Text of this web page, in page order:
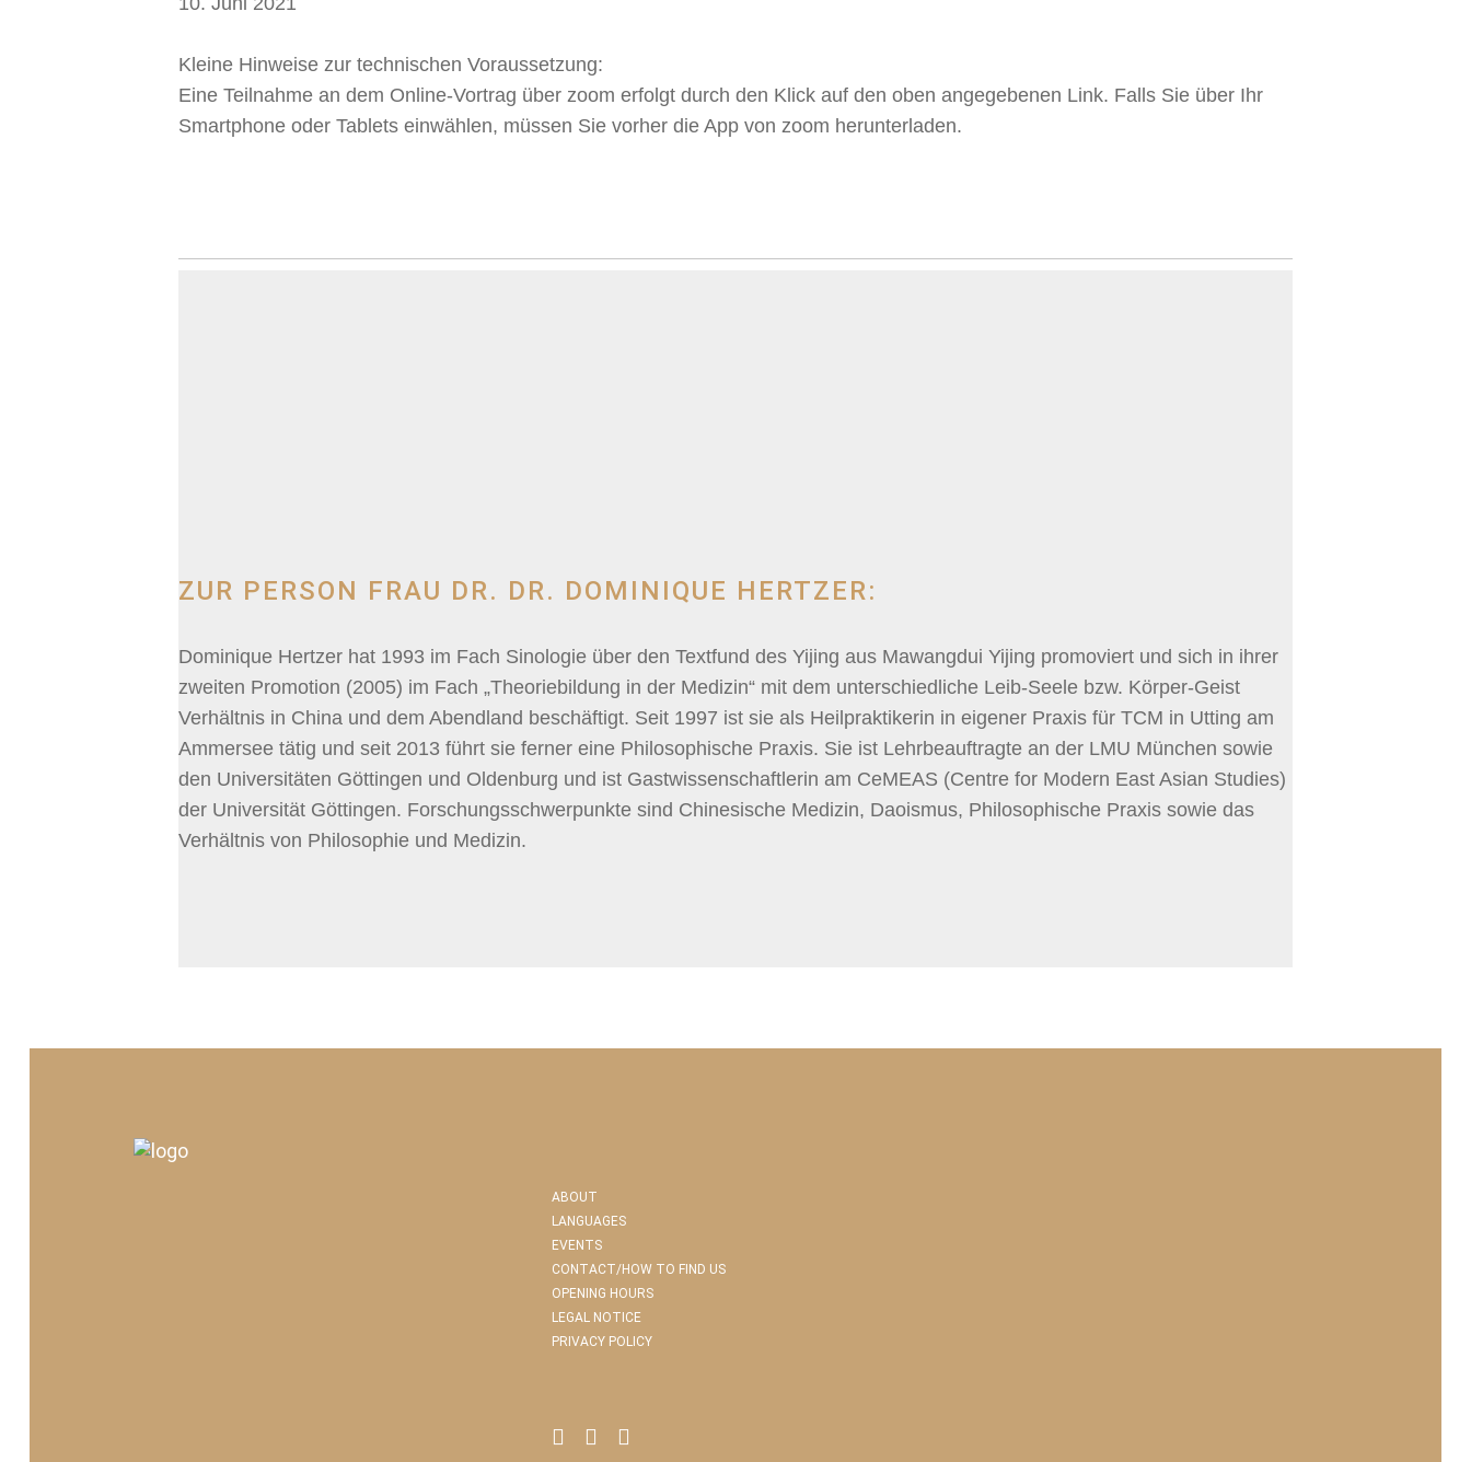
Kleine Hinweise zur technischen Voraussetzung:
Eine Teilnahme an dem Online-Vortrag über zoom erfolgt durch den Klick auf den oben angegebenen Link. Falls Sie über Ihr
Smartphone oder Tablets einwählen, müssen Sie vorher die App von zoom herunterladen.
ZUR PERSON FRAU DR. DR. DOMINIQUE HERTZER:
Dominique Hertzer hat 1993 im Fach Sinologie über den Textfund des Yijing aus Mawangdui Yijing promoviert und sich in ihrer
zweiten Promotion (2005) im Fach „Theoriebildung in der Medizin“ mit dem unterschiedliche Leib-Seele bzw. Körper-Geist
Verhältnis in China und dem Abendland beschäftigt. Seit 1997 ist sie als Heilpraktikerin in eigener Praxis für TCM in Utting am
Ammersee tätig und seit 2013 führt sie ferner eine Philosophische Praxis. Sie ist Lehrbeauftragte an der LMU München sowie
den Universitäten Göttingen und Oldenburg und ist Gastwissenschaftlerin am CeMEAS (Centre for Modern East Asian Studies)
der Universität Göttingen. Forschungsschwerpunkte sind Chinesische Medizin, Daoismus, Philosophische Praxis sowie das
Verhältnis von Philosophie und Medizin.
ABOUT
LANGUAGES
EVENTS
CONTACT/HOW TO FIND US
OPENING HOURS
LEGAL NOTICE
PRIVACY POLICY